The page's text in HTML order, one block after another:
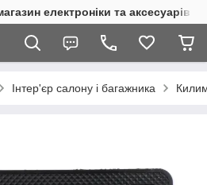
електроніки та аксесуарів в
Інтер'єр салону і багажника